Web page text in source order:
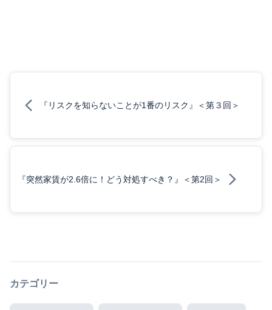
『リスクを知らないことが1番のリスク』＜第３回＞
『突然家賃が2.6倍に！どう対処すべき？』＜第2回＞
カテゴリー